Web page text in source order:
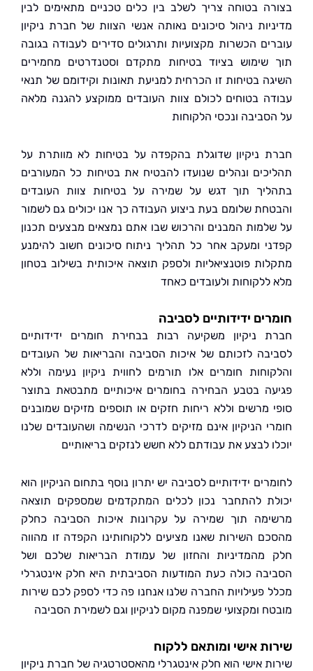
בטוחה צריך לשלב בין כלים טכניים מתאימים לבין
ניהול סיכונים נאותה אנשי הצוות של חברת ניקיון
הכשרות מקצועיות ותרגולים סדירים לעבודה בגובה
בציוד בטיחות מתקדם וסטנדרטים מחמירים
בטיחות זו הכרחית למניעת תאונות וקידומם של תנאי
בטוחים לכולם צוות העובדים ממוקצע להגנה מלאה
ונכסי הלקוחות
ניקיון שדוגלת בהקפדה על בטיחות לא מוותרת על
ונהלים שנועדו להבטיח את בטיחות כל המעורבים
תוך דגש על שמירה על בטיחות צוות העובדים
שלומם בעת ביצוע העבודה כך אנו יכולים גם לשמור
המבנים והרכוש שבו אתם נמצאים מבצעים תכנון
ומעקב אחר כל תהליך ניתוח סיכונים חשוב להימנע
פוטנציאליות ולספק תוצאה איכותית בשילוב בטחון
ולעובדים כאחד
ידידותיים לסביבה
ניקיון משקיעה רבות בבחירת חומרים ידידותיים
לזכותם של איכות הסביבה והבריאות של העובדים
חומרים אלו תורמים לחווית ניקיון נעימה וללא
בטבע הבחירה בחומרים איכותיים מתבטאת בתוצר
מרשים וללא ריחות חזקים או תוספים מזיקים שמובנים
הניקיון אינם מזיקים לדרכי הנשימה ושהעובדים שלנו
לבצע את עבודתם ללא חשש לנזקים בריאותיים
ידידותיים לסביבה יש יתרון נוסף בתחום הניקיון הוא
להתחבר נכון לכלים המתקדמים שמספקים תוצאה
תוך שמירה על עקרונות איכות הסביבה כחלק
השירות שאנו מציעים ללקוחותינו הקפדה זו מהווה
מהמדיניות והחזון של עמודת הבריאות שלכם ושל
כולה כעת המודעות הסביבתית היא חלק אינטגרלי
פעילויות החברה שלנו אנחנו פה כדי לספק לכם שירות
ומקצועי שמפנה מקום לניקיון וגם לשמירת הסביבה
אישי ומותאם ללקוח
אישי הוא חלק אינטגרלי מהאסטרטגיה של חברת ניקיון